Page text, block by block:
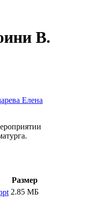
В.
Елена
Размер
2.85 МБ